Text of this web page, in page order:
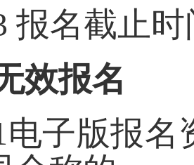
报名截止时
效报名
电子版报